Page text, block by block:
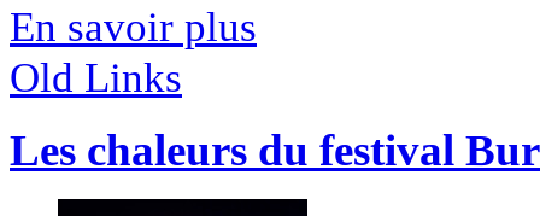
En savoir plus
Old Links
Les chaleurs du festival